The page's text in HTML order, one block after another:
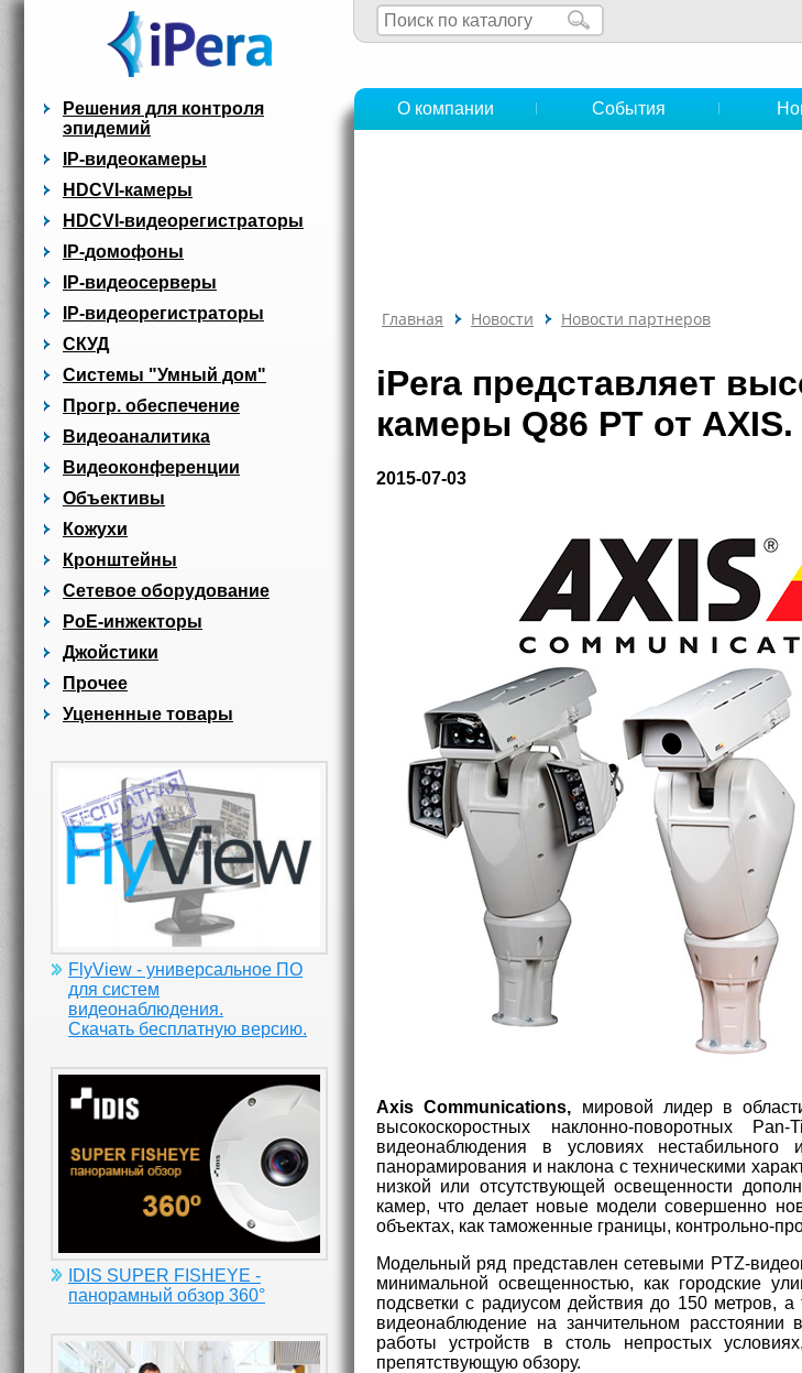
Решения для контроля
эпидемий
IP-видеокамеры
HDCVI-камеры
HDCVI-видеорегистраторы
IP-домофоны
IP-видеосерверы
IP-видеорегистраторы
СКУД
Системы "Умный дом"
Прогр. обеспечение
Видеоаналитика
Видеоконференции
Объективы
Кожухи
Кронштейны
Сетевое оборудование
PoE-инжекторы
Джойстики
Прочее
Уцененные товары
FlyView - универсальное ПО
для систем
видеонаблюдения.
Скачать бесплатную версию.
IDIS SUPER FISHEYE -
панорамный обзор 360°
О компании События
Главная Новости Новости партнеров
iPera представляет
камеры Q86 PT от AXIS.
2015-07-03
Axis Communications, мировой лидер в
высокоскоростных наклонно-поворотных
видеонаблюдения в условиях нестабильного
панорамирования и наклона с техническими
низкой или отсутствующей освещенности
камер, что делает новые модели совершенно
объектах, как таможенные границы, контрольно-
Модельный ряд представлен сетевыми PTZ-
минимальной освещенностью, как городские
подсветки с радиусом действия до 150 метров,
видеонаблюдение на занчительном
работы устройств в столь непростых
препятствующую обзору.